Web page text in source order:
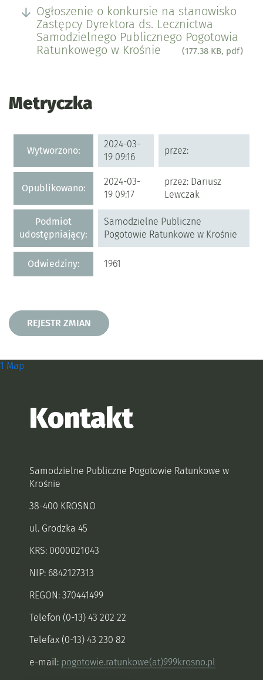
Ogłoszenie o konkursie na stanowisko
Zastępcy Dyrektora ds. Lecznictwa
Samodzielnego Publicznego Pogotowia
Ratunkowego w Krośnie
(177.38 KB, pdf)
Metryczka
Metryczka
Wytworzono:
2024-03-
19 09:16
przez:
Opublikowano:
2024-03-
19 09:17
przez: Dariusz
Lewczak
Podmiot
udostępniający:
Samodzielne Publiczne
Pogotowie Ratunkowe w Krośnie
Odwiedziny: 1961
Rejestr zmian
REJESTR ZMIAN
Zobacz, gdzie się znajdujemy
1 Map
Kontakt
Samodzielne Publiczne Pogotowie Ratunkowe w
Krośnie
38-400 KROSNO
ul. Grodzka 45
KRS: 0000021043
NIP: 6842127313
REGON: 370441499
Telefon (0-13) 43 202 22
Telefax (0-13) 43 230 82
e-mail: pogotowie.ratunkowe(at)999krosno.pl